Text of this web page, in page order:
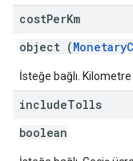
costPerKm
object (
İsteğe bağlı.
includeTolls
boolean